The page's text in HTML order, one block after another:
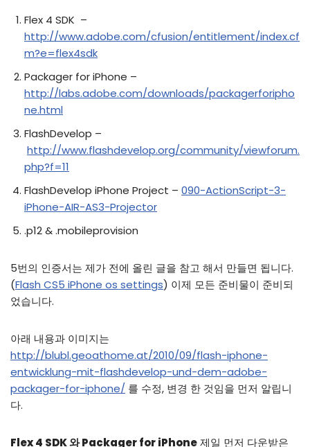
Flex 4 SDK –
http://www.adobe.com/cfusion/entitlement/index.cf
m?e=flex4sdk
Packager for iPhone –
http://labs.adobe.com/downloads/packagerforipho
ne.html
FlashDevelop –
http://www.flashdevelop.org/community/viewforum.
php?f=11
FlashDevelop iPhone Project – 090-ActionScript-3-
iPhone-AIR-AS3-Projector
.p12 & .mobileprovision
5번의 인증서는 제가 전에 올린 글을 참고 해서 만들면 됩니다.
(Flash CS5 iPhone os settings) 이제 모든 준비물이 준비되
었습니다.
아래 내용과 이미지는
http://blubl.geoathome.at/2010/09/flash-iphone-
entwicklung-mit-flashdevelop-und-dem-adobe-
packager-for-iphone/ 를 수정, 변경 한 것임을 먼저 알립니
다.
Flex 4 SDK 와 Packager for iPhone제일 먼저 다운받은